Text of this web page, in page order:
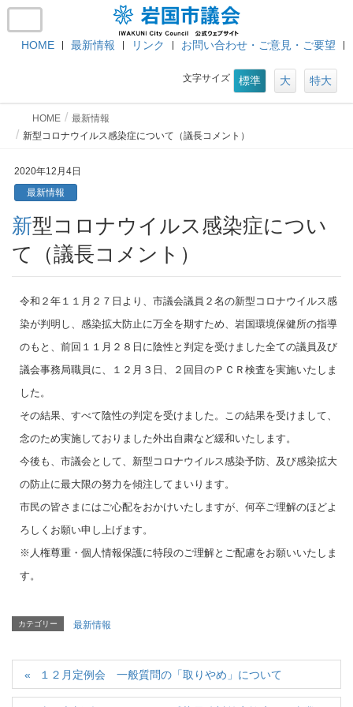
HOME 最新情報 リンク お問い合わせ・ご意見・ご要望
文字サイズ 標準 大 特大
HOME
最新情報
新型コロナウイルス感染症について（議長コメント）
2020年12月4日
最新情報
新型コロナウイルス感染症につい
て（議長コメント）
令和２年１１⽉２７日より、市議会議員２名の新型コロナウイルス感
染が判明し、感染拡大防止に万全を期すため、岩国環境保健所の指導
のもと、前回１１月２８日に陰性と判定を受けました全ての議員及び
議会事務局職員に、１２月３日、２回目のＰＣＲ検査を実施いたしま
した。
その結果、すべて陰性の判定を受けました。この結果を受けまして、
念のため実施しておりました外出自粛など緩和いたします。
今後も、市議会として、新型コロナウイルス感染予防、及び感染拡大
の防止に最大限の努力を傾注してまいります。
市民の皆さまにはご心配をおかけいたしますが、何卒ご理解のほどよ
ろしくお願い申し上げます。
※人権尊重・個人情報保護に特段のご理解とご配慮をお願いいたしま
す。
カテゴリー 最新情報
１２月定例会 一般質問の「取りやめ」について